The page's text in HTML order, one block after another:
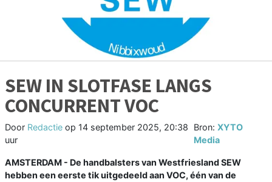
SEW IN SLOTFASE LANGS
CONCURRENT VOC
Door Redactie op 14 september 2025, 20:38
uur
Bron:XYTO
Media
AMSTERDAM - De handbalsters van Westfriesland SEW
hebben een eerste tik uitgedeeld aan VOC, één van de